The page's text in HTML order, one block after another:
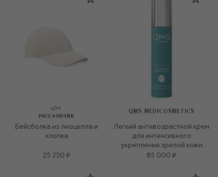
Бейсболка из лиоцелла и
хлопка
25 250 ₽
QMS MEDICOSMETICS
Легкий антивозрастной крем
для интенсивного
укрепления зрелой кожи
«3D-коллаген» (50ml)
85 000 ₽